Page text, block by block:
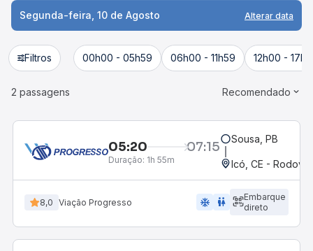
Segunda-feira, 10 de Agosto Alterar data
Filtros 00h00 - 05h59 06h00 - 11h59 12h00 -
2 passagens Recomendado
05:20 07:15
Duração: 1h 55m
Sousa, PB
Icó, CE -
8,0 Viação Progresso ac_unit wc
Embarque
direto